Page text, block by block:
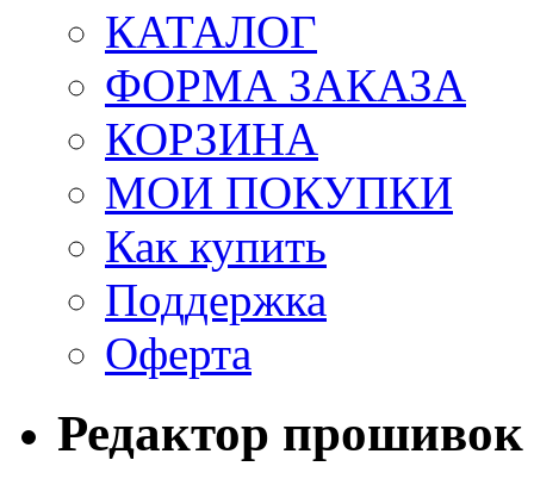
КАТАЛОГ
ФОРМА ЗАКАЗА
КОРЗИНА
МОИ ПОКУПКИ
Как купить
Поддержка
Оферта
Редактор прошивок